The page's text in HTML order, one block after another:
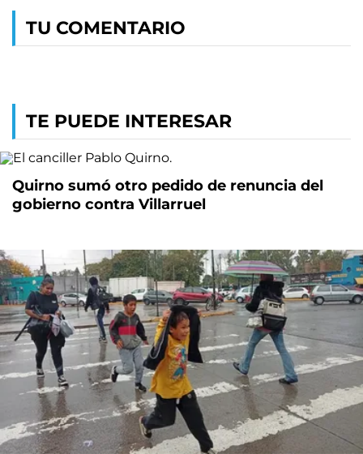
TU COMENTARIO
TE PUEDE INTERESAR
Quirno sumó otro pedido de renuncia del
gobierno contra Villarruel